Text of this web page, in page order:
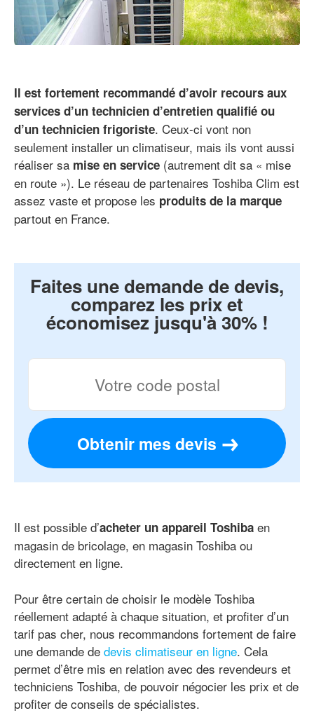
Il est fortement recommandé d’avoir recours aux
services d’un technicien d’entretien qualifié ou
d’un technicien frigoriste. Ceux-ci vont non
seulement installer un climatiseur, mais ils vont aussi
réaliser sa mise en service (autrement dit sa « mise
en route »). Le réseau de partenaires Toshiba Clim est
assez vaste et propose les produits de la marque
partout en France.
Faites une demande de devis,
comparez les prix et
économisez jusqu'à 30% !
Obtenir mes devis
Il est possible d’acheter un appareil Toshiba en
magasin de bricolage, en magasin Toshiba ou
directement en ligne.
Pour être certain de choisir le modèle Toshiba
réellement adapté à chaque situation, et profiter d’un
tarif pas cher, nous recommandons fortement de faire
une demande de devis climatiseur en ligne. Cela
permet d’être mis en relation avec des revendeurs et
techniciens Toshiba, de pouvoir négocier les prix et de
profiter de conseils de spécialistes.